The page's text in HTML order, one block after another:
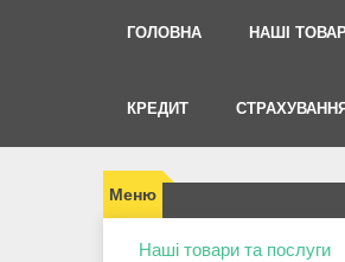
ГОЛОВНА НАШІ
КРЕДИТ
Наші товари та послуги